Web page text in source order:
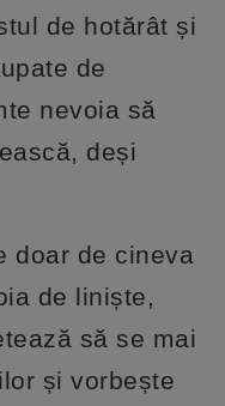
de hotărât și
de
nevoia să
deși
doar de cineva
de liniște,
să se mai
și vorbește